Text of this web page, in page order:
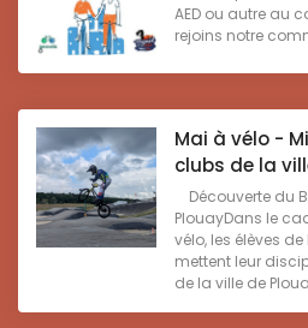
AED ou autre au
rejoins notre
Mai à vélo -
clubs de la
Découverte du
PlouayDans le
vélo, les élèves
mettent leur
de la ville de